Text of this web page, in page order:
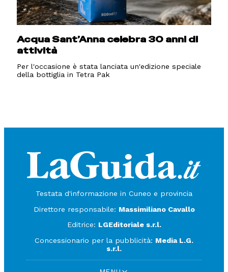
Acqua Sant’Anna celebra 30 anni di
attività
Per l'occasione è stata lanciata un'edizione speciale
della bottiglia in Tetra Pak
Testata d'informazione in Cuneo e provincia
Direttore responsabile: Massimiliano Cavallo
Editrice: LGEditoriale s.r.l.
Concessionario per la pubblicità: Media L.G.
s.r.l.